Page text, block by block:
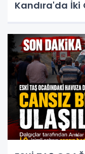
Kandıra'da İki